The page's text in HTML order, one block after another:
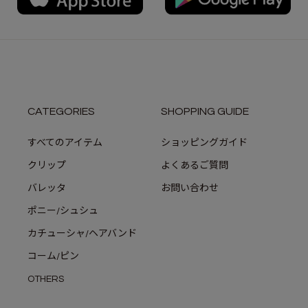
CATEGORIES
すべてのアイテム
クリップ
バレッタ
ポニー/シュシュ
カチューシャ/ヘアバンド
コーム/ピン
OTHERS
SHOPPING GUIDE
ショッピングガイド
よくあるご質問
お問い合わせ